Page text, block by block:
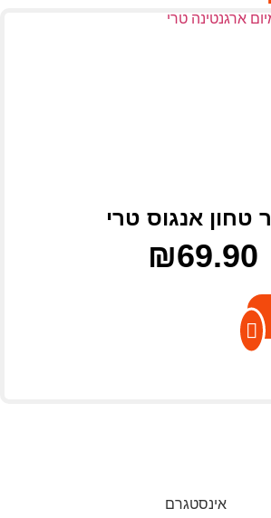
טחון אנגוס טרי
₪69.90